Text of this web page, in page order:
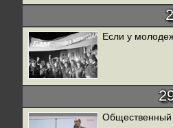
Если у
Общественный